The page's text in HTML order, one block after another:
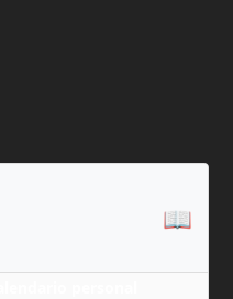
📖
personal